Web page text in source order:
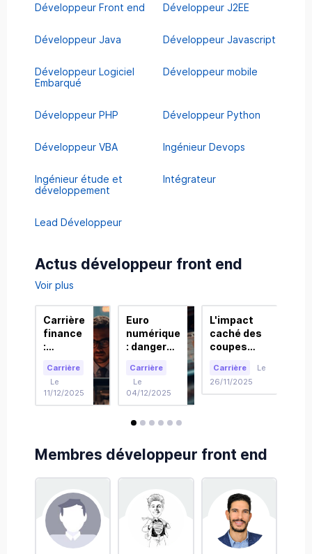
Développeur Front end Développeur J2EE
Développeur Java Développeur Javascript
Développeur Logiciel
Embarqué
Développeur mobile
Développeur PHP Développeur Python
Développeur VBA Ingénieur Devops
Ingénieur étude et
développement
Intégrateur
Lead Développeur
Actus développeur front end
Voir plus
Carrière
finance
:
ou
stabilité
?
Carrière
Le
11/12/2025
Euro
numérique
: danger
cash.
Carrière
Le
04/12/2025
L'impact
caché des
coupes
sur la
carrière des
Carrière
Le
26/11/2025
avisavisavisavisavisavis
Membres développeur front end